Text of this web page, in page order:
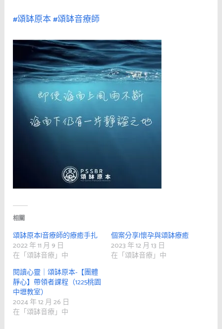
#頌缽原本#頌缽音療師
相關
頌缽原本|音療師的療癒手扎
2022 年 11 月 9 日
在「頌缽音療」中
個案分享|懷孕與頌缽療癒
2023 年 12 月 13 日
在「頌缽音療」中
閱讀心靈｜頌缽原本-【團體
靜心】帶領者課程（1225桃園
中壢教室）
2024 年 12 月 26 日
在「頌缽音療」中